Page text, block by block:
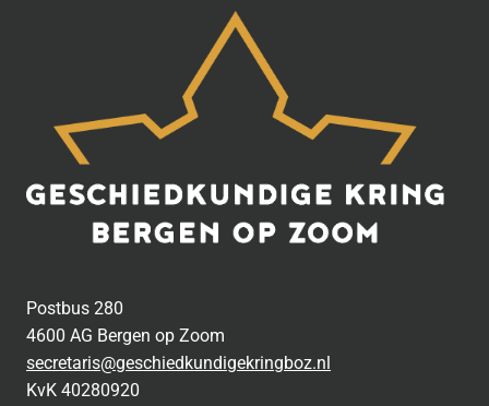
Postbus 280
4600 AG Bergen op Zoom
secretaris@geschiedkundigekringboz.nl
KvK 40280920